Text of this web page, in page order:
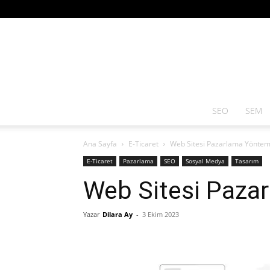
SEO SEM
Ana Sayfa E-Ticaret Web Sitesi Pazarlama
E-Ticaret Pazarlama SEO Sosyal Medya Tasarım
Web Sitesi
Yazar Dilara Ay - 3 Ekim 2023